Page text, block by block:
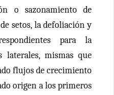
o sazonamiento de
setos, la defoliación y
para la
laterales, mismas que
flujos de crecimiento
origen a los primeros